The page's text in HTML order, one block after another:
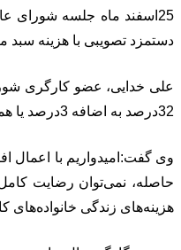
دستمزد تصویبی با هزینه سبد معیشت حدود حدود
32درصد به اضافه 3درصد یا همان 35درصد بود. دولت هم البته همین نظر را هم داشت، با چانه‌زنی و اصرار گروه کارگری به 45درصد رسیدیم.
وی گفت:امیدواریم با اعمال
هزینه‌های زندگی